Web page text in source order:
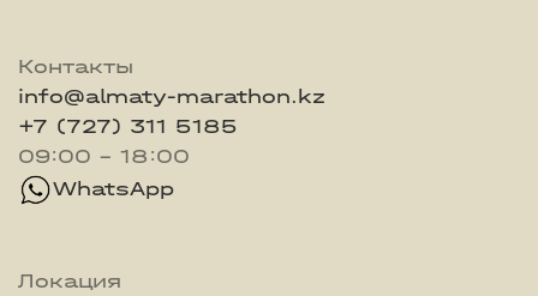
Контакты
info@almaty-marathon.kz
+7 (727) 311 5185
09:00 - 18:00
WhatsApp
Локация